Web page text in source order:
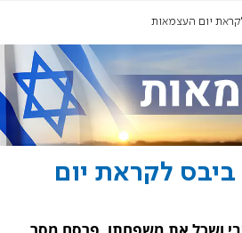
יום העצמאות
לקראת יום